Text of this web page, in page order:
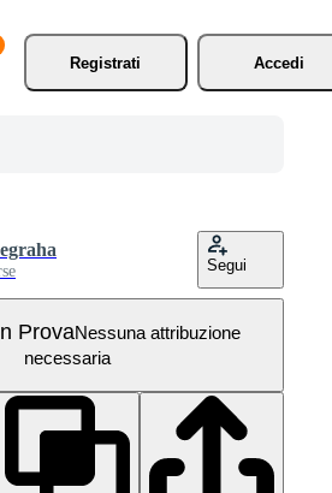
Registrati
Accedi
Segui
ProvaNessuna attribuzione
necessaria